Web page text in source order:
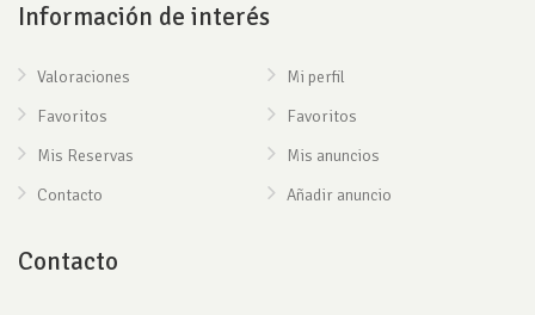
Información de interés
Valoraciones
Favoritos
Mis Reservas
Contacto
Mi perfil
Favoritos
Mis anuncios
Añadir anuncio
Contacto